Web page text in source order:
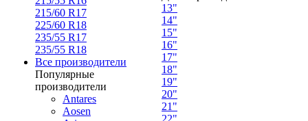
215/60 R17
225/60 R18
235/55 R17
235/55 R18
Все производители
Популярные
производители
Antares
Aosen
13"
14"
15"
16"
17"
18"
19"
20"
21"
22"